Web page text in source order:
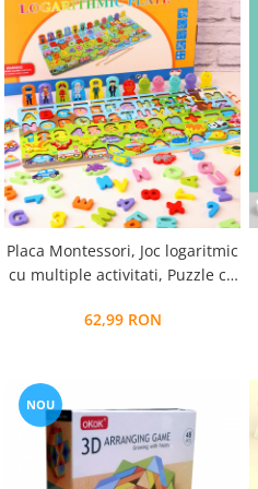
Placa Montessori, Joc logaritmic
cu multiple activitati, Puzzle cu
de transport, Joc de pescuit, 562,99 RON
NOU